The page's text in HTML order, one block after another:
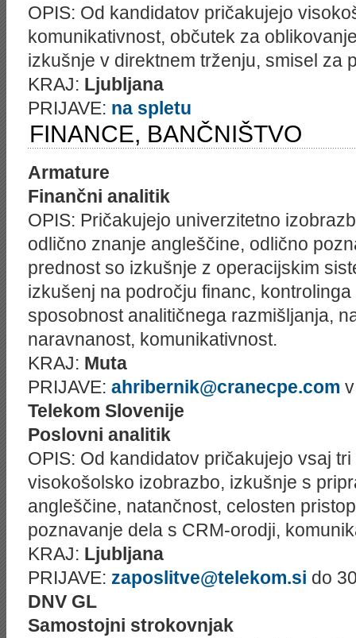
OPIS: Od kandidatov pričakujejo
komunikativnost, občutek za
izkušnje v direktnem trženju, smisel za
KRAJ: Ljubljana
PRIJAVE: na spletu
FINANCE, BANČNIŠTVO
Armature
Finančni analitik
OPIS: Pričakujejo univerzitetno
odlično znanje angleščine, odlično
prednost so izkušnje z operacijskim
izkušenj na področju financ,
sposobnost analitičnega razmišljanja,
naravnanost, komunikativnost.
KRAJ: Muta
PRIJAVE: ahribernik@cranecpe.com
Telekom Slovenije
Poslovni analitik
OPIS: Od kandidatov pričakujejo vsaj
visokošolsko izobrazbo, izkušnje s
angleščine, natančnost, celosten
poznavanje dela s CRM-orodji,
KRAJ: Ljubljana
PRIJAVE: zaposlitve@telekom.si do
DNV GL
Samostojni strokovnjak